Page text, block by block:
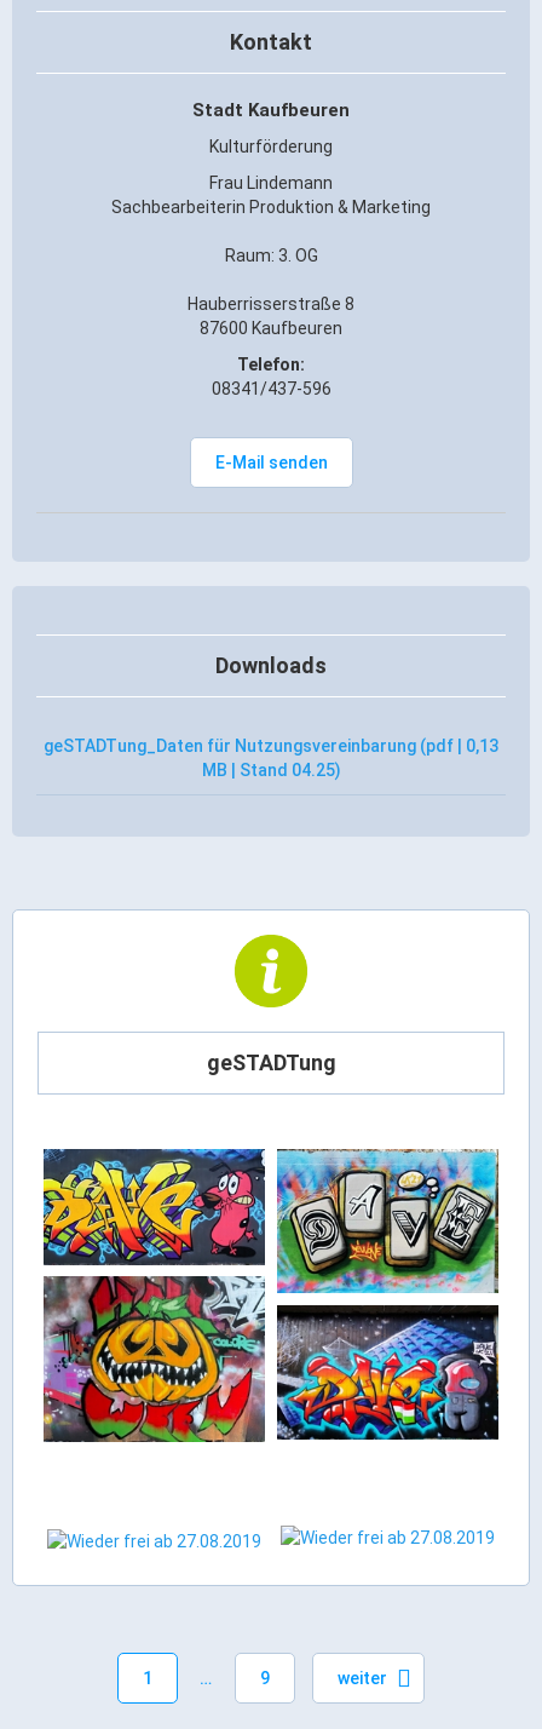
Gründung
Einzelhandel & aktive Innenstadt
Tourismus- & Stadtmarketing
Kontakt
Stadt Kaufbeuren
Kulturförderung
Frau Lindemann
Sachbearbeiterin Produktion & Marketing
Raum: 3. OG
Hauberrisserstraße 8
87600 Kaufbeuren
Telefon:
08341/437-596
E-Mail senden
Downloads
geSTADTung_Daten für Nutzungsvereinbarung (pdf | 0,13
MB | Stand 04.25)
geSTADTung
1 9 weiter